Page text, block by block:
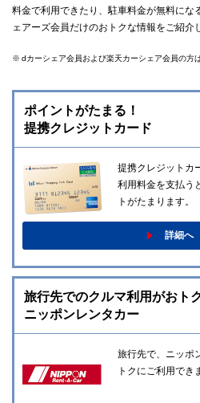
料金で利用できたり、駐車料金が無料にな
ェアーズ会員だけのおトクな情報をご紹介
※ dカーシェア会員および楽天カーシェア会員の方
ポイントがたまる！
提携クレジットカード
提携クレジットカ
利用料金を支払う
トがたまります。
詳細へ
旅行先でのクルマ利用がおト
ニッポンレンタカー
旅行先で、ニッポ
トクにご利用でき